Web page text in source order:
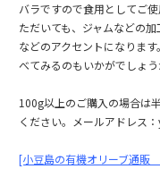
バラですので食用としてご
ただいても、ジャムなどの
などのアクセントになりま
べてみるのもいかがでしょう
100g以上のご購入の場合は
ください。メールアドレス
[小豆島の有機オリーブ通販